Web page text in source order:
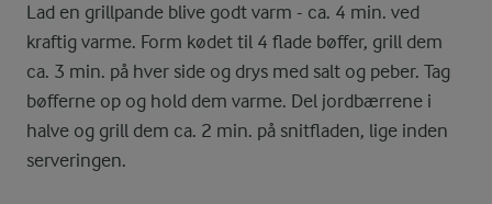
Lad en grillpande blive godt varm - ca. 4 min. ved
kraftig varme. Form kødet til 4 flade bøffer, grill dem
ca. 3 min. på hver side og drys med salt og peber. Tag
bøfferne op og hold dem varme. Del jordbærrene i
halve og grill dem ca. 2 min. på snitfladen, lige inden
serveringen.